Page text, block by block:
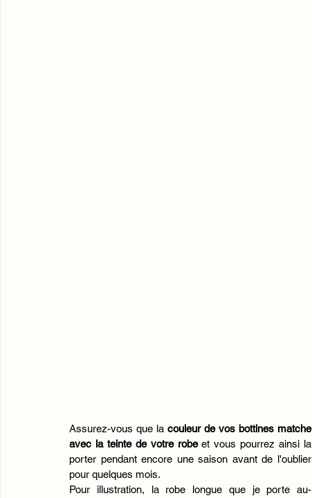
Assurez-vous que la couleur de vos bottines matche
avec la teinte de votre robe et vous pourrez ainsi la
porter pendant encore une saison avant de l'oublier
pour quelques mois.
Pour illustration, la robe longue que je porte au-